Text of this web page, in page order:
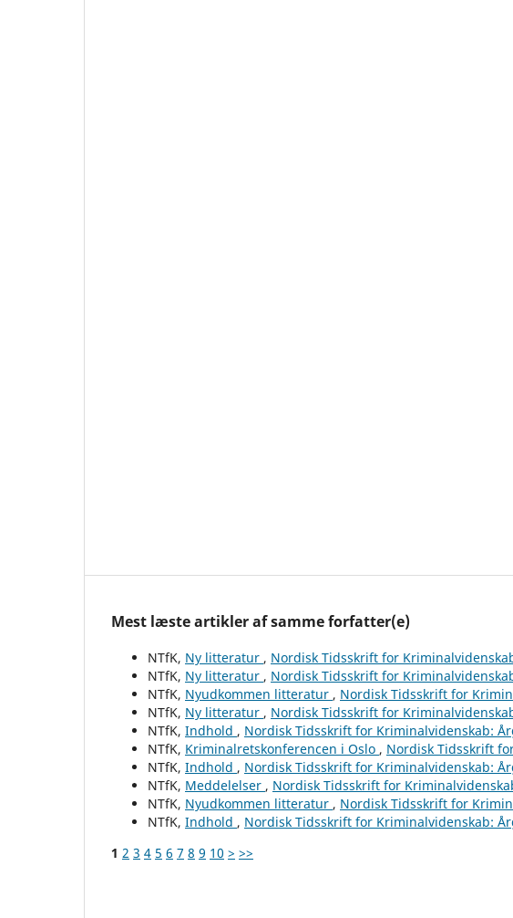
Mest læste artikler af samme forfatter(e)
NTfK, Ny litteratur , Nordisk Tidsskrift for
NTfK, Ny litteratur , Nordisk Tidsskrift for
NTfK, Nyudkommen litteratur , Nordisk Tidsskrift for
NTfK, Ny litteratur , Nordisk Tidsskrift for
NTfK, Indhold , Nordisk Tidsskrift for Kriminalvidenskab:
NTfK, Kriminalretskonferencen i Oslo , Nordisk Tidsskrift
NTfK, Indhold , Nordisk Tidsskrift for Kriminalvidenskab:
NTfK, Meddelelser , Nordisk Tidsskrift for
NTfK, Nyudkommen litteratur , Nordisk Tidsskrift for
NTfK, Indhold , Nordisk Tidsskrift for Kriminalvidenskab:
1 2 3 4 5 6 7 8 9 10 > >>